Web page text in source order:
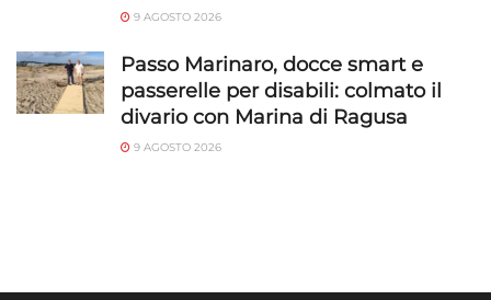
9 AGOSTO 2026
Passo Marinaro, docce smart e
passerelle per disabili: colmato il
divario con Marina di Ragusa
9 AGOSTO 2026